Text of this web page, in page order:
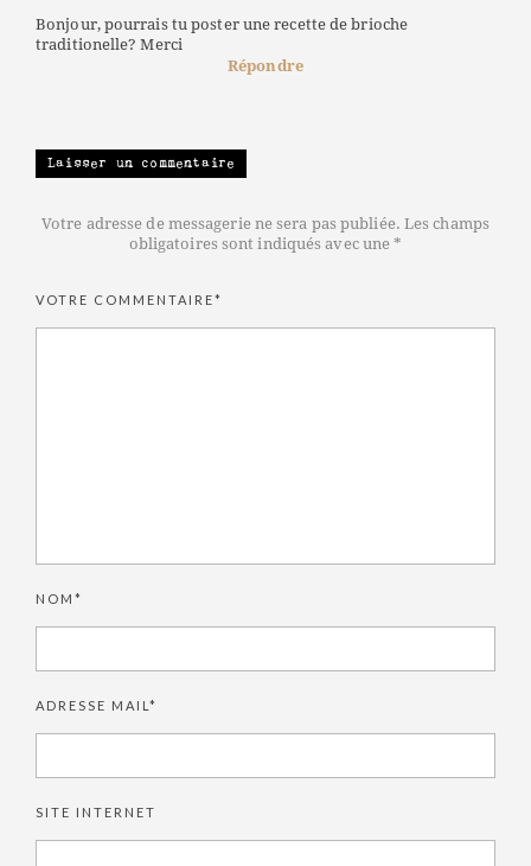
Bonjour, pourrais tu poster une recette de brioche
traditionelle? Merci
Répondre
Laisser un commentaire
Votre adresse de messagerie ne sera pas publiée. Les champs
obligatoires sont indiqués avec une *
VOTRE COMMENTAIRE*
NOM*
ADRESSE MAIL*
SITE INTERNET